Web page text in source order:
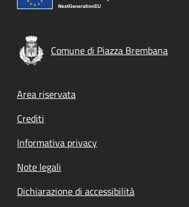
Comune di Piazza Brembana
Footer menu
Area riservata
Crediti
Informativa privacy
Note legali
Dichiarazione di accessibilità